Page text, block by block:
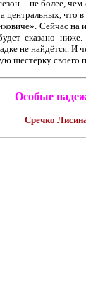
– не более,
центральных, что
Сейчас на
сказано
не найдётся. И
шестёрку своего
Особые
Сречко